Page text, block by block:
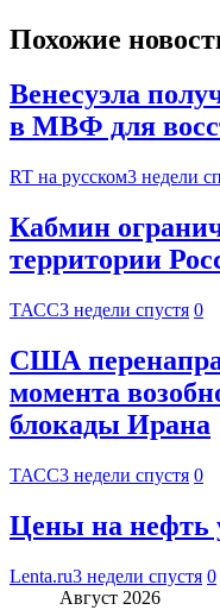
Похожие
Венесуэла
в МВФ для
RT на русском3 недели
Кабмин
территории
ТАСС3 недели спустя 0
США
момента
блокады Ирана
ТАСС3 недели спустя 0
Цены на нефть
Lenta.ru3 недели спустя 0
Август 2026